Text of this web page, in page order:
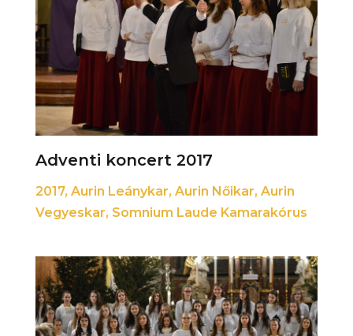
Adventi koncert 2017
2017, Aurin Leánykar, Aurin Nőikar, Aurin
Vegyeskar, Somnium Laude Kamarakórus